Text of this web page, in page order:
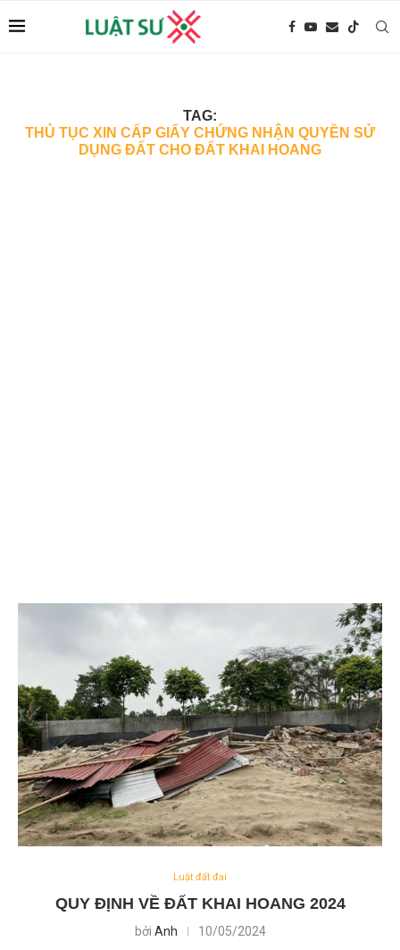
TAG:
THỦ TỤC XIN CẤP GIẤY CHỨNG NHẬN QUYỀN SỬ
DỤNG ĐẤT CHO ĐẤT KHAI HOANG
Luật đất đai
QUY ĐỊNH VỀ ĐẤT KHAI HOANG 2024
bởi Anh 10/05/2024